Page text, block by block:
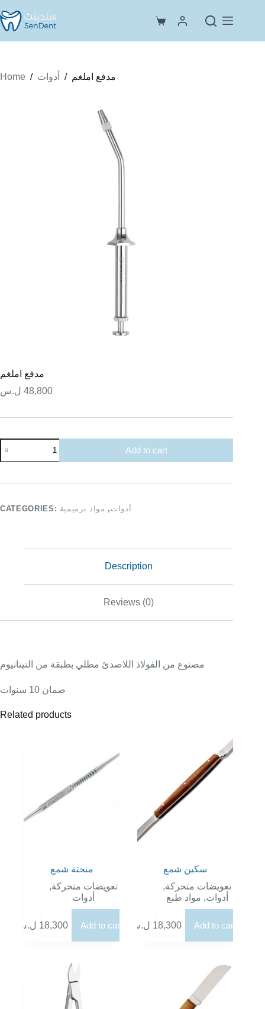
to
content
Shopping
Home / أدوات / مدفع املغم
مدفع املغم
48,800 ل.س
مدفع
املغم
quantity
Add to cart
CATEGORIES: أدوات , مواد ترميمية
Description
Reviews (0)
مصنوع من الفولاذ اللاصدئ مطلي بطبقة من التيتانيوم
ضمان 10 سنوات
Related products
منحتة شمع
تعويضات متحركة,
أدوات
18,300 ل.س Add to cart
سكين شمع
تعويضات متحركة,
أدوات, مواد طبع
18,300 ل.س Add to cart